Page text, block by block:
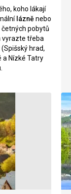
koho lákají
lázně nebo
četných pobytů
vyrazte třeba
hrad,
a Nízké Tatry